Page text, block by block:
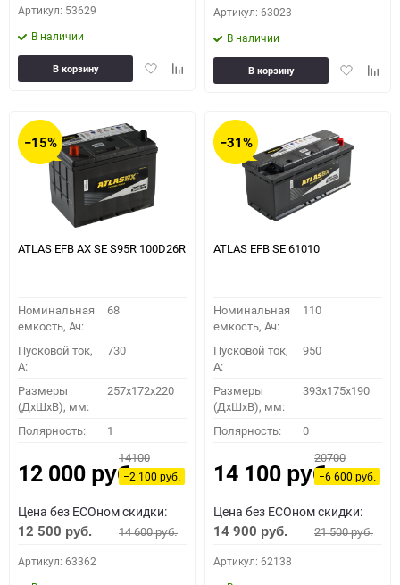
Артикул: 53629
В наличии
ДобавитьДобавить
В корзину
Артикул: 63023
В наличии
Добавить
В корзину
−15%
ATLAS EFB AX SE S95R 100D26R
Номинальная
емкость, Ач:
68
Пусковой ток,
A:
730
Размеры
(ДхШхВ), мм:
257x172x220
Полярность: 1
12 000 руб.
14100
−2 100руб.
Цена без ECOном скидки:
12 500 руб. 14 600руб.
Артикул: 63362
−31%
ATLAS EFB SE 61010
Номинальная
емкость, Ач:
110
Пусковой ток,
A:
950
Размеры
(ДхШхВ), мм:
393x175x190
Полярность: 0
14 100 руб.
20700
−6 600руб.
Цена без ECOном скидки:
14 900 руб. 21 500руб.
Артикул: 62138